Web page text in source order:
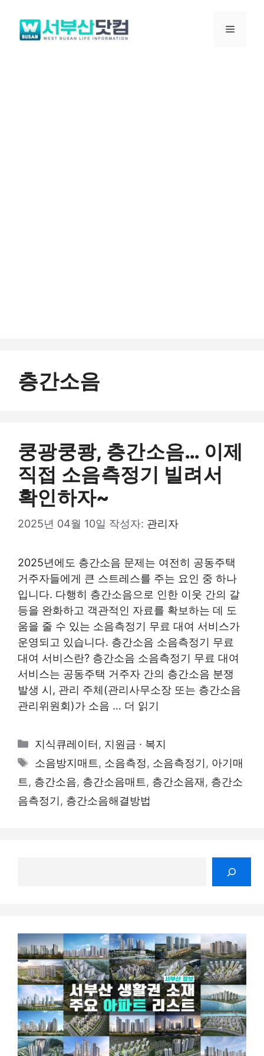
메
층간소음
쿵광쿵쾅, 층간소음… 이제
직접 소음측정기 빌려서
확인하자~
2025년 04월 10일 작성자: 관리자
2025년에도 층간소음 문제는 여전히 공동주택
거주자들에게 큰 스트레스를 주는 요인 중 하나
입니다. 다행히 층간소음으로 인한 이웃 간의 갈
등을 완화하고 객관적인 자료를 확보하는 데 도
움을 줄 수 있는 소음측정기 무료 대여 서비스가
운영되고 있습니다. 층간소음 소음측정기 무료
대여 서비스란? 층간소음 소음측정기 무료 대여
서비스는 공동주택 거주자 간의 층간소음 분쟁
발생 시, 관리 주체(관리사무소장 또는 층간소음
관리위원회)가 소음 … 더 읽기
카
테
리
지식큐레이터 , 지원금 · 복지
태
그
소음방지매트 , 소음측정, 소음측정기 , 아기매
트 , 층간소음, 층간소음매트 , 층간소음재, 층간소
음측정기 , 층간소음해결방법